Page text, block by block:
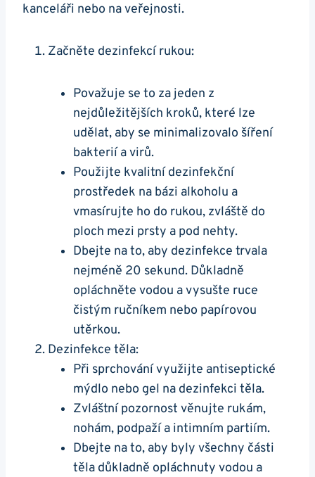
kanceláři nebo na veřejnosti.
Začněte dezinfekcí rukou:
Považuje se to za jeden z
nejdůležitějších kroků, které lze
udělat, aby se minimalizovalo šíření
bakterií a virů.
Použijte kvalitní dezinfekční
prostředek na bázi alkoholu a
vmasírujte ho do rukou, zvláště do
ploch mezi prsty a pod nehty.
Dbejte na to, aby dezinfekce trvala
nejméně 20 sekund. Důkladně
opláchněte vodou a vysušte ruce
čistým ručníkem nebo papírovou
utěrkou.
Dezinfekce těla:
Při sprchování využijte antiseptické
mýdlo nebo gel na dezinfekci těla.
Zvláštní pozornost věnujte rukám,
nohám, podpaží a intimním partiím.
Dbejte na to, aby byly všechny části
těla důkladně opláchnuty vodou a